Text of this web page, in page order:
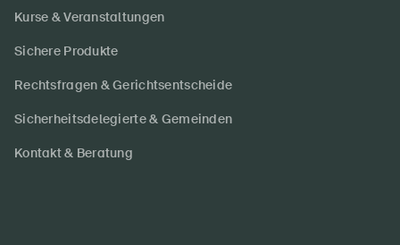
Kurse & Veranstaltungen
Sichere Produkte
Rechtsfragen & Gerichtsentscheide
Sicherheitsdelegierte & Gemeinden
Kontakt & Beratung